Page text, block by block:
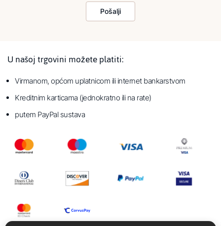
Pošalji
U našoj trgovini možete platiti:
Virmanom, općom uplatnicom ili internet bankarstvom
Kreditnim karticama (jednokratno ili na rate)
putem PayPal sustava